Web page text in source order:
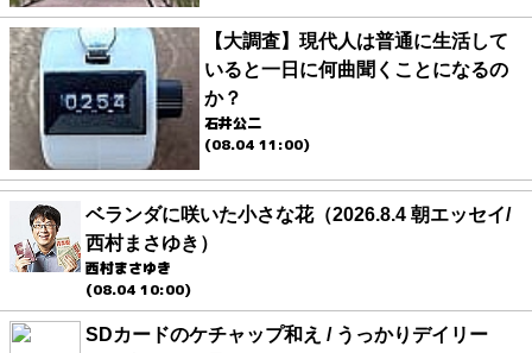
【大調査】現代人は普通に生活して
いると一日に何曲聞くことになるの
か？
石井公二
(08.04 11:00)
ベランダに咲いた小さな花（2026.8.4 朝エッセイ/
西村まさゆき）
西村まさゆき
(08.04 10:00)
SDカードのケチャップ和え / うっかりデイリー